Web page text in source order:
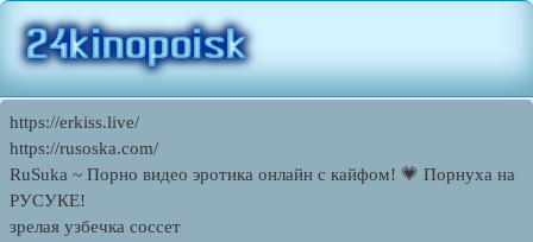
https://erkiss.live/
https://rusoska.com/
RuSuka ~ Порно видео эротика онлайн с кайфом! 💗 Порнуха на
РУСУКЕ!
зрелая узбечка соссет